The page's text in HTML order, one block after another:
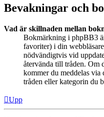
Bevakningar och
Vad är skillnaden mellan
Bokmärkning i phpBB3
favoriter) i din
nödvändigtvis vid
återvända till tråden. Om
kommer du meddelas via
tråden eller kategorin du
Upp